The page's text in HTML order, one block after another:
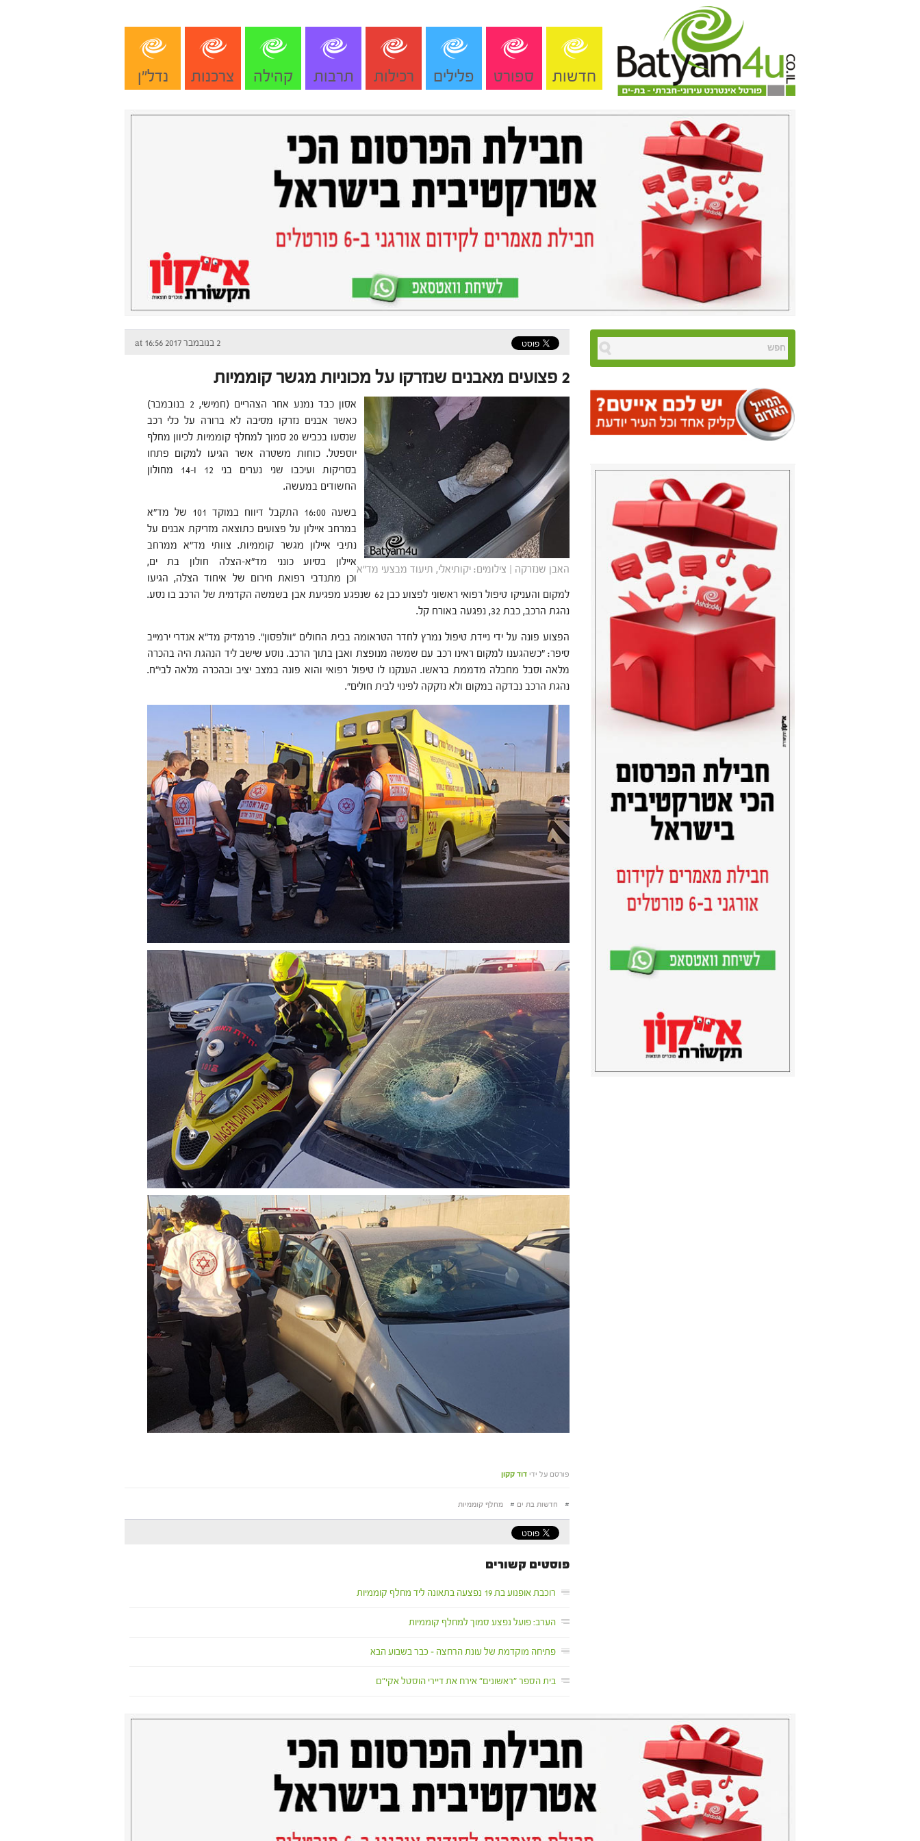
חדשות ספורט פלילים רכילות תרבות קהילה צרכנות נדל"ן
2 בנובמבר 2017 at 16:56
2 פצועים מאבנים שנזרקו על מכוניות מגשר קוממיות
האבן שנזרקה | צילומים: יקותיאלי, תיעוד מבצעי מד"א
אסון כבד נמנע אחר הצהריים (חמישי, 2 בנובמבר)
כאשר אבנים נזרקו מסיבה לא ברורה על כלי רכב
שנסעו בכביש 20 סמוך למחלף קוממיות לכיוון מחלף
יוספטל. כוחות משטרה אשר הגיעו למקום פתחו
בסריקות ועיכבו שני נערים בני 12 ו-14 מחולון
החשודים במעשה.
בשעה 16:00 התקבל דיווח במוקד 101 של מד"א
במרחב איילון על פצועים כתוצאה מזריקת אבנים על
נתיבי איילון מגשר קוממיות. צוותי מד"א ממרחב
איילון בסיוע כונני מד"א-הצלה חולון בת ים,
וכן מתנדבי רפואת חירום של איחוד הצלה, הגיעו
למקום והעניקו טיפול רפואי ראשוני לפצוע כבן 62 שנפגע מפגיעת אבן בשמשה הקדמית של הרכב בו נסע.
נהגת הרכב, כבת 32, נפגעה באורח קל.
הפצוע פונה על ידי ניידת טיפול נמרץ לחדר הטראומה בבית החולים "וולפסון". פרמדיק מד"א אנדרי ירמייב
סיפר: "כשהגענו למקום ראינו רכב עם שמשה מנופצת ואבן בתוך הרכב. נוסע שישב ליד הנהגת היה בהכרה
מלאה וסבל מחבלה מדממת בראשו. הענקנו לו טיפול רפואי והוא פונה במצב יציב ובהכרה מלאה לבי"ח.
נהגת הרכב נבדקה במקום ולא נזקקה לפינוי לבית חולים".
פורסם על ידי דוד קקון
# חדשות בת ים # מחלף קוממיות
פוסטים קשורים
רוכבת אופנוע בת 19 נפצעה בתאונה ליד מחלף קוממיות
הערב: פועל נפצע סמוך למחלף קוממיות
פתיחה מוקדמת של עונת הרחצה – כבר בשבוע הבא
בית הספר "ראשונים" אירח את דיירי הוסטל אקי"ם